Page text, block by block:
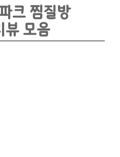
크 찜질방
모음